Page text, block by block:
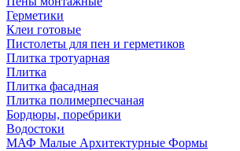
Герметики
Клеи готовые
Пистолеты для пен и герметиков
Плитка тротуарная
Плитка
Плитка фасадная
Плитка полимерпесчаная
Бордюры, поребрики
Водостоки
МАФ Малые Архитектурные Формы